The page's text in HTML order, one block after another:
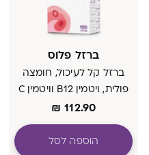
ברזל פלוס
ברזל קל לעיכול, חומצה
פולית, ויטמין B12 וויטמין C
₪ 112.90
הוספה לסל